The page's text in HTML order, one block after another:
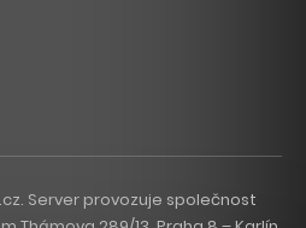
Server provozuje společnost